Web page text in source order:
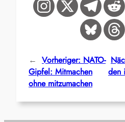
← Vorheriger: NATO-
Gipfel: Mitmachen
ohne mitzumachen
den